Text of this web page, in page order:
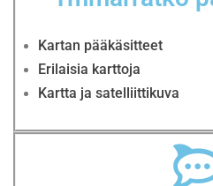
Kartan pääkäsitteet
Erilaisia karttoja
Kartta ja satelliittikuva